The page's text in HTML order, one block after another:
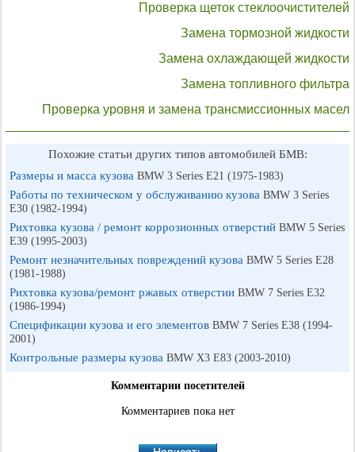
Проверка щеток стеклоочистителей
Замена тормозной жидкости
Замена охлаждающей жидкости
Замена топливного фильтра
Проверка уровня и замена трансмиссионных масел
Похожие статьи других типов автомобилей БМВ:
Размеры и масса кузова BMW 3 Series E21 (1975-1983)
Работы по техническом у обслуживанию кузова BMW 3 Series
E30 (1982-1994)
Рихтовка кузова / ремонт коррозионных отверстий BMW 5 Series
E39 (1995-2003)
Ремонт незначительных повреждений кузова BMW 5 Series E28
(1981-1988)
Рихтовка кузова/ремонт ржавых отверстии BMW 7 Series E32
(1986-1994)
Спецификации кузова и его элементов BMW 7 Series E38 (1994-
2001)
Контрольные размеры кузова BMW X3 E83 (2003-2010)
Комментарии посетителей
Комментариев пока нет